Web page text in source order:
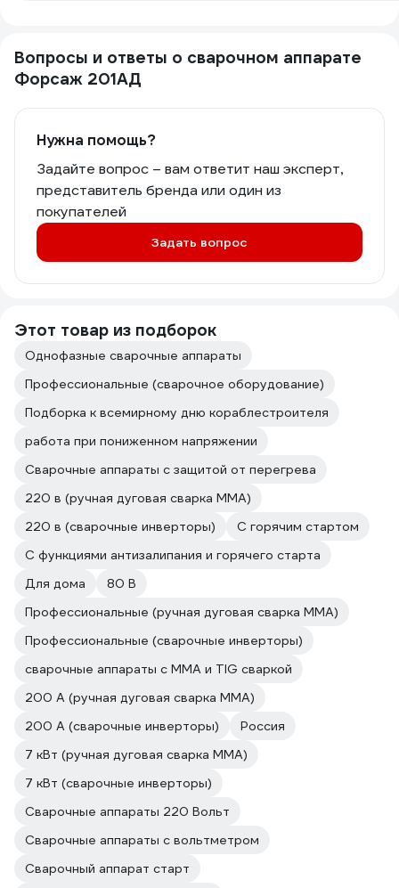
Вопросы и ответы о сварочном аппарате
Форсаж 201АД
Нужна помощь?
Задайте вопрос – вам ответит наш эксперт,
представитель бренда или один из
покупателей
Задать вопрос
Этот товар из подборок
Однофазные сварочные аппараты
Профессиональные (сварочное оборудование)
Подборка к всемирному дню кораблестроителя
работа при пониженном напряжении
Сварочные аппараты с защитой от перегрева
220 в (ручная дуговая сварка MMA)
220 в (сварочные инверторы)
С горячим стартом
С функциями антизалипания и горячего старта
Для дома
80 В
Профессиональные (ручная дуговая сварка MMA)
Профессиональные (сварочные инверторы)
сварочные аппараты с MMA и TIG сваркой
200 А (ручная дуговая сварка MMA)
200 А (сварочные инверторы)
Россия
7 кВт (ручная дуговая сварка MMA)
7 кВт (сварочные инверторы)
Сварочные аппараты 220 Вольт
Сварочные аппараты с вольтметром
Сварочный аппарат старт